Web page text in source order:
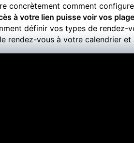
concrètement comment
à votre lien puisse voir vos
définir vos types de rendez-
le rendez-vous à votre calendrier